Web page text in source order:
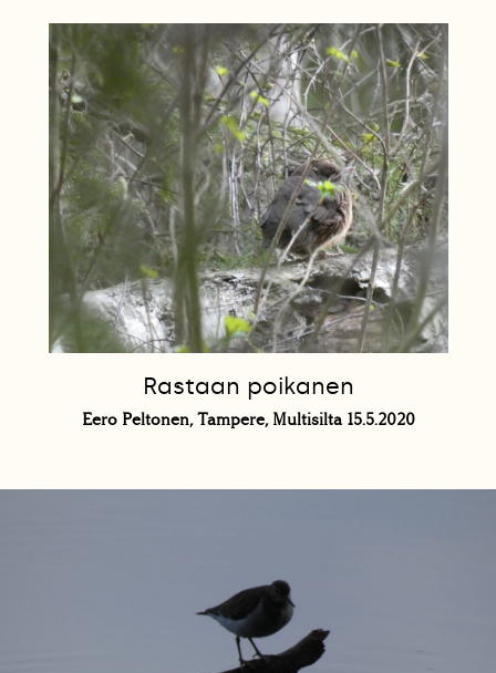
Rastaan poikanen
Eero Peltonen, Tampere, Multisilta 15.5.2020